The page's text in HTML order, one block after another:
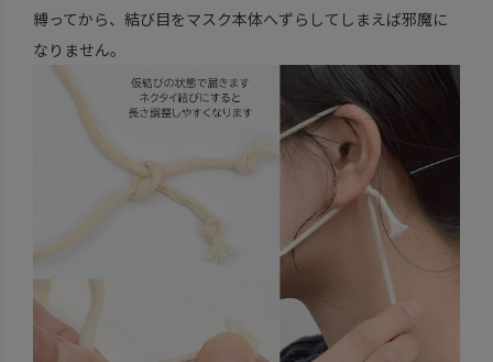
縛ってから、結び目をマスク本体へずらしてしまえば邪魔に
なりません。